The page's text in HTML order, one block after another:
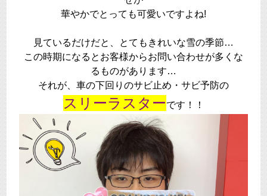
華やかでとっても可愛いですよね!
見ているだけだと、とてもきれいな雪の季節…
この時期になるとお客様からお問い合わせが多くな
るものがあります…
それが、車の下回りのサビ止め・サビ予防の
スリーラスターです！！